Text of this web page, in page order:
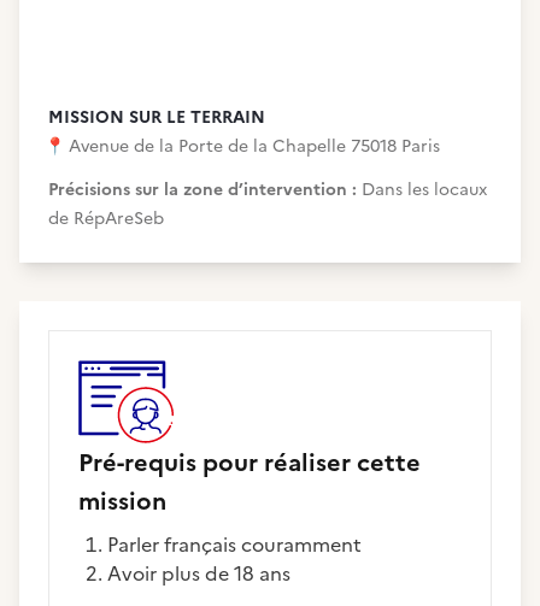
MISSION SUR LE TERRAIN
📍 Avenue de la Porte de la Chapelle 75018 Paris
Précisions sur la zone d’intervention : Dans les locaux
de RépAreSeb
Pré-requis pour réaliser cette
mission
Parler français couramment
Avoir plus de 18 ans